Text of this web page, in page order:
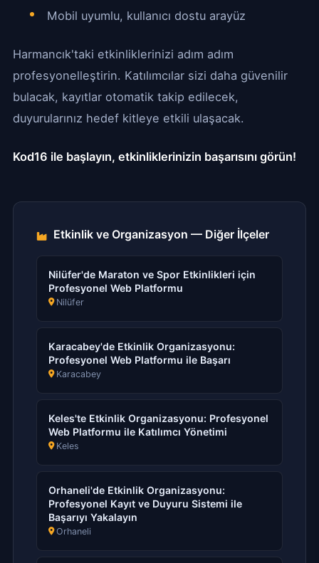
Mobil uyumlu, kullanıcı dostu arayüz
Harmancık'taki etkinliklerinizi adım adım
profesyonelleştirin. Katılımcılar sizi daha güvenilir
bulacak, kayıtlar otomatik takip edilecek,
duyurularınız hedef kitleye etkili ulaşacak.
Kod16 ile başlayın, etkinliklerinizin başarısını görün!
Etkinlik ve Organizasyon — Diğer İlçeler
Nilüfer'de Maraton ve Spor Etkinlikleri için
Profesyonel Web Platformu
Nilüfer
Karacabey'de Etkinlik Organizasyonu:
Profesyonel Web Platformu ile Başarı
Karacabey
Keles'te Etkinlik Organizasyonu: Profesyonel
Web Platformu ile Katılımcı Yönetimi
Keles
Orhaneli'de Etkinlik Organizasyonu:
Profesyonel Kayıt ve Duyuru Sistemi ile
Başarıyı Yakalayın
Orhaneli